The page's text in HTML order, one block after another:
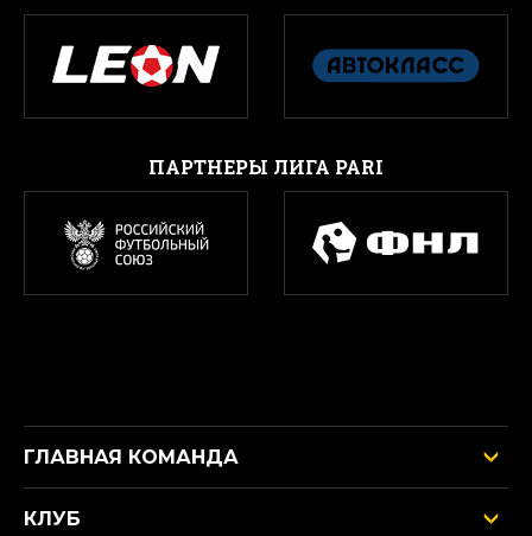
ПАРТНЕРЫ ЛИГА PARI
ГЛАВНАЯ КОМАНДА
КЛУБ